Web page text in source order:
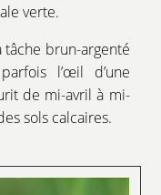
verte.
brun-argenté
l’œil d’une
de mi-avril à mi-
sols calcaires.